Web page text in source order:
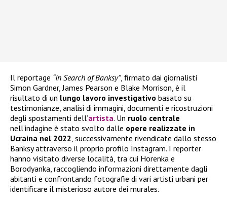
Il reportage “In Search of Banksy”, firmato dai giornalisti
Simon Gardner, James Pearson e Blake Morrison, è il
risultato di un lungo lavoro investigativo basato su
testimonianze, analisi di immagini, documenti e ricostruzioni
degli spostamenti dell’artista. Un ruolo centrale
nell’indagine è stato svolto dalle opere realizzate in
Ucraina nel 2022 , successivamente rivendicate dallo stesso
Banksy attraverso il proprio profilo Instagram. I reporter
hanno visitato diverse località, tra cui Horenka e
Borodyanka, raccogliendo informazioni direttamente dagli
abitanti e confrontando fotografie di vari artisti urbani per
identificare il misterioso autore dei murales.